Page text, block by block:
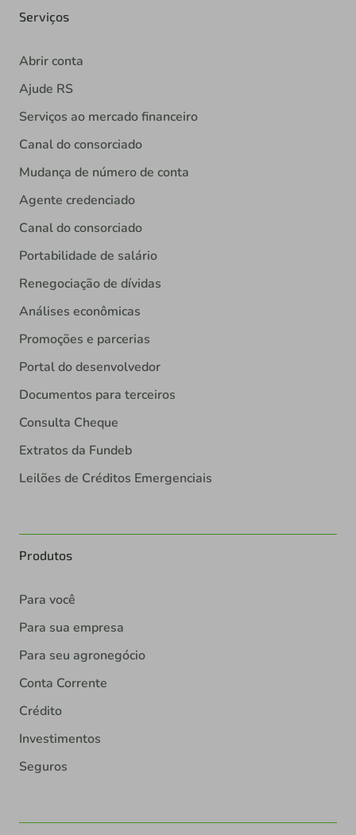
Serviços
Abrir conta
Ajude RS
Serviços ao mercado financeiro
Canal do consorciado
Mudança de número de conta
Agente credenciado
Canal do consorciado
Portabilidade de salário
Renegociação de dívidas
Análises econômicas
Promoções e parcerias
Portal do desenvolvedor
Documentos para terceiros
Consulta Cheque
Extratos da Fundeb
Leilões de Créditos Emergenciais
Produtos
Para você
Para sua empresa
Para seu agronegócio
Conta Corrente
Crédito
Investimentos
Seguros